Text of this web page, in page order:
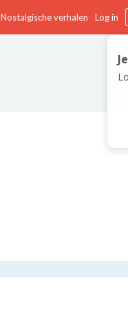
Nostalgische verhalen Log in